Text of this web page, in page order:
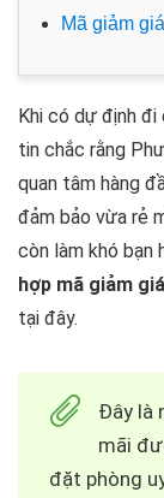
Mã giảm
Khi có dự định đi
tin chắc rằng
quan tâm hàng
đảm bảo vừa rẻ
còn làm khó bạn
hợp mã giảm
tại đây.
Đây là
mãi
đặt phòng